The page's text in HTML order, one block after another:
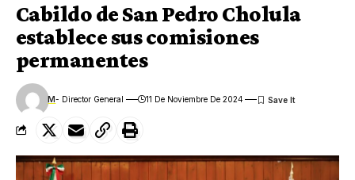
Cabildo de San Pedro Cholula
establece sus comisiones
permanentes
M- Director General 11 De Noviembre De 2024